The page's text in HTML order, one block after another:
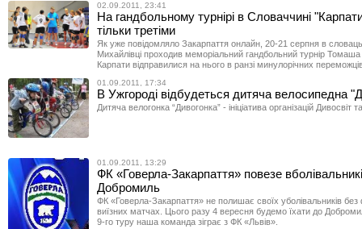
02.09.2011, 23:41
На гандбольному турнірі в Словаччині
тільки третіми
Як уже повідомляло Закарпаття онлайн, 20-21 серпня в
Михайлівці проходив меморіальний гандбольний турнір
Карпати відправилися на нього в ранзі минулорічних
01.09.2011, 17:34
В Ужгороді відбудеться дитяча велосипедна
Дитяча велогонка “Дивогонка” - ініціатива організацій Дивосвіт
01.09.2011, 13:29
ФК «Говерла-Закарпаття» повезе
Добромиль
ФК «Говерла-Закарпаття» не полишає своїх уболівальників без
виїзних матчах. Цього разу 4 вересня будемо їхати до
9-го туру наша команда зіграє з ФК «Львів».